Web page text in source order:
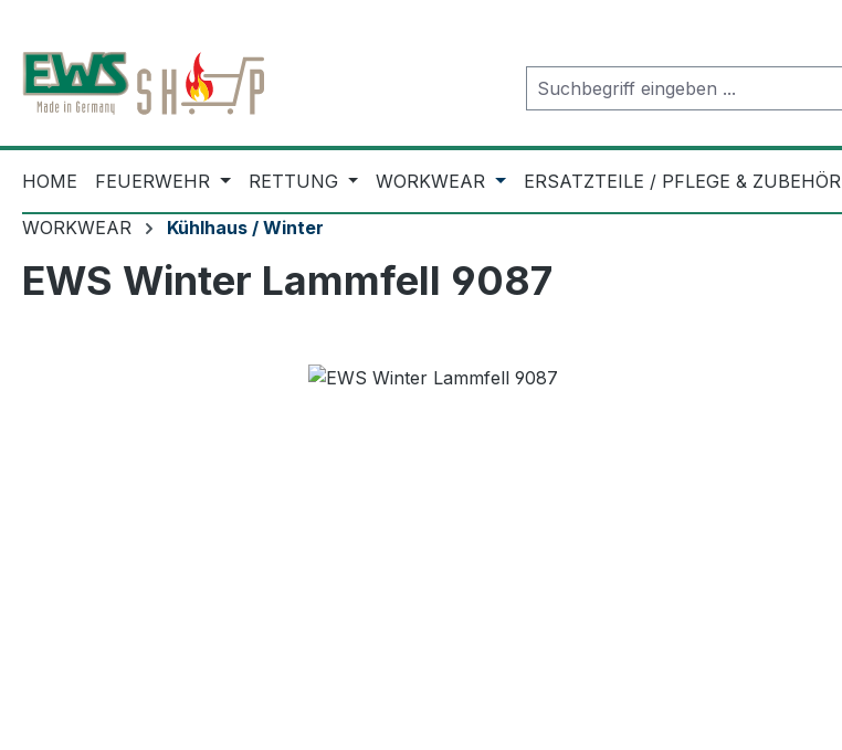
HOME FEUERWEHR RETTUNG WORKWEAR ERSATZTEILE / PFLEGE & ZUBEHÖR
WORKWEAR Kühlhaus / Winter
EWS Winter Lammfell 9087